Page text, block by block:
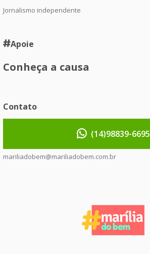
Jornalismo independente
Apoie
Conheça a causa
Contato
(14)98839-6695
mariliadobem@mariliadobem.com.br